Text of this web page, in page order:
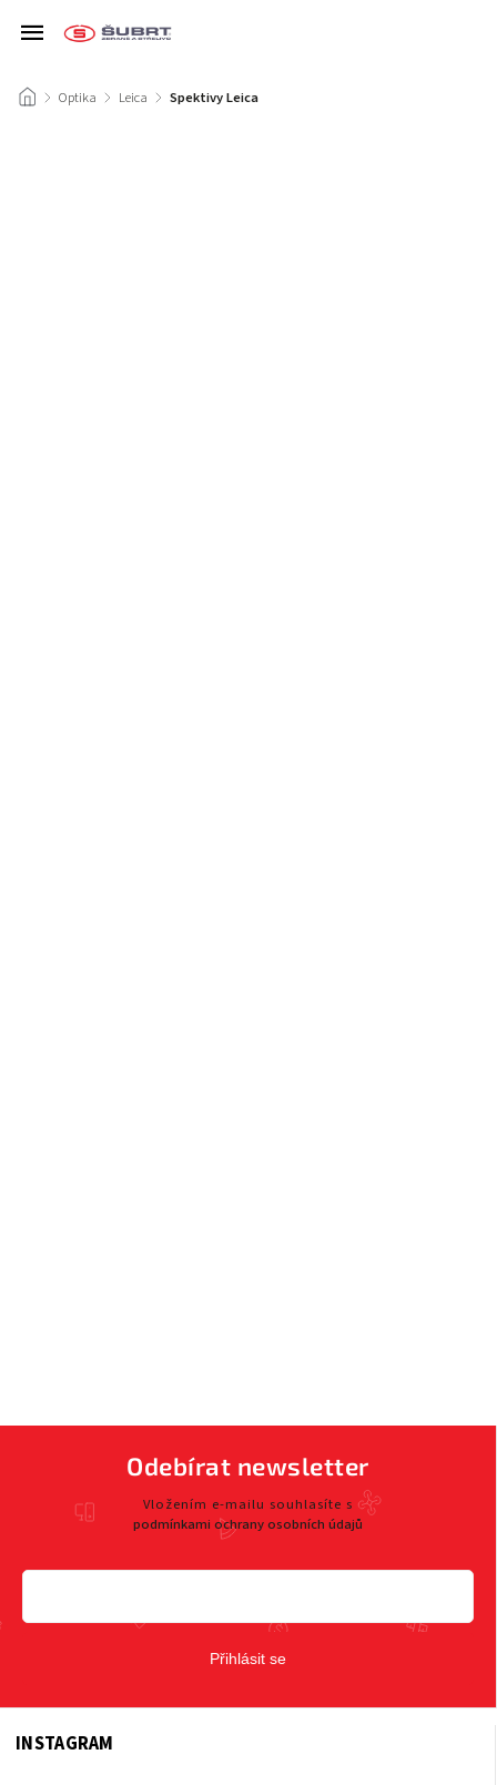
/ Optika / Leica / Spektivy Leica
Odebírat newsletter
Vložením e-mailu souhlasíte s
podmínkami ochrany osobních údajů
Přihlásit se
INSTAGRAM